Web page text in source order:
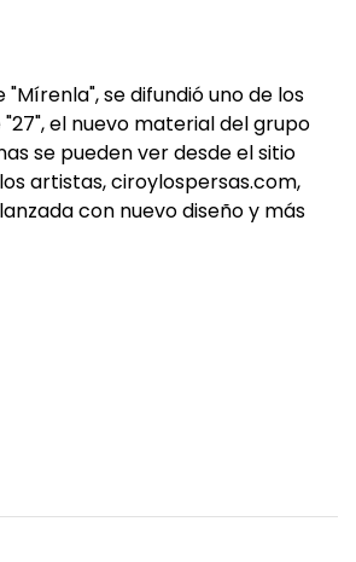
se difundió uno de los
el nuevo material del grupo
se pueden ver desde el sitio
artistas, ciroylospersas.com,
con nuevo diseño y más